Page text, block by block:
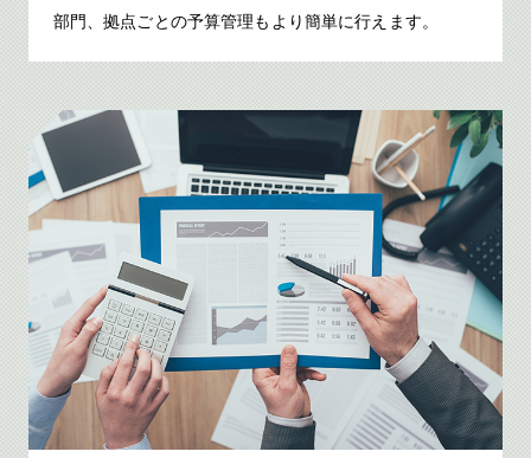
部門、拠点ごとの予算管理もより簡単に行えます。